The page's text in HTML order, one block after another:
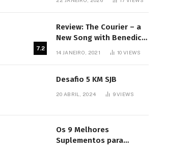
7.2
Review: The Courier – a
New Song with Benedict
14 JANEIRO, 2021 10VIEWS
Desafio 5 KM SJB
20 ABRIL, 2024 9VIEWS
Os 9 Melhores
Suplementos para